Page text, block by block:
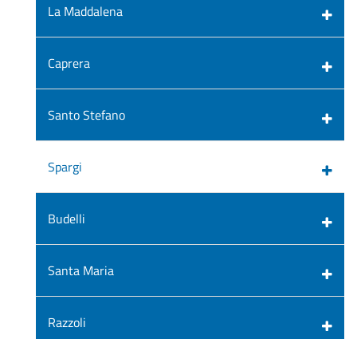
La Maddalena
Caprera
Santo Stefano
Spargi
Budelli
Santa Maria
Razzoli